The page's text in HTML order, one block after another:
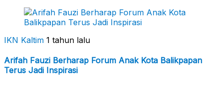
IKN Kaltim 1 tahun lalu
Arifah Fauzi Berharap Forum Anak Kota Balikpapan
Terus Jadi Inspirasi